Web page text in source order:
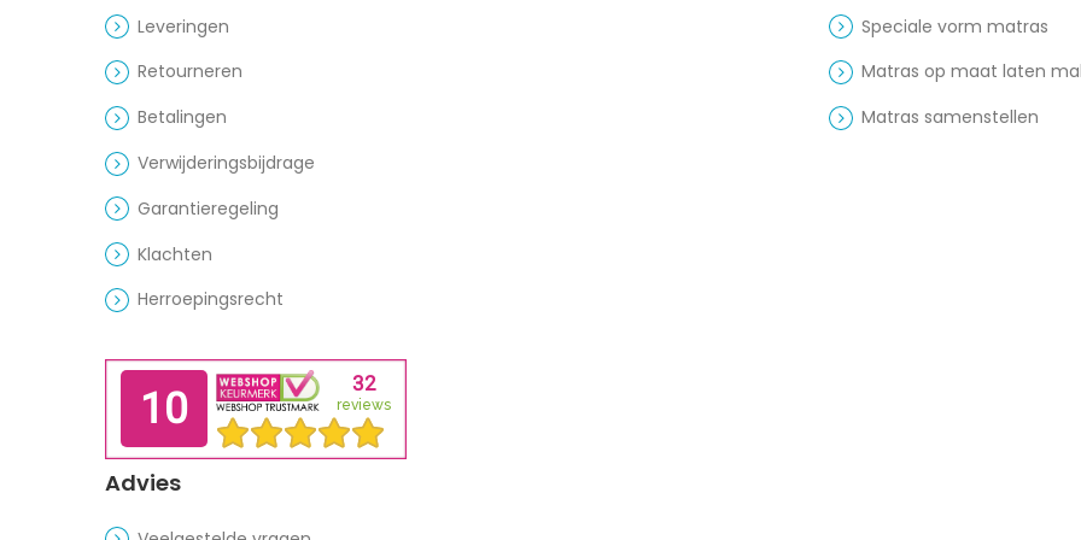
Leveringen
Retourneren
Betalingen
Verwijderingsbijdrage
Garantieregeling
Klachten
Herroepingsrecht
Speciale vorm matras
Matras op maat laten
Matras samenstellen
Advies